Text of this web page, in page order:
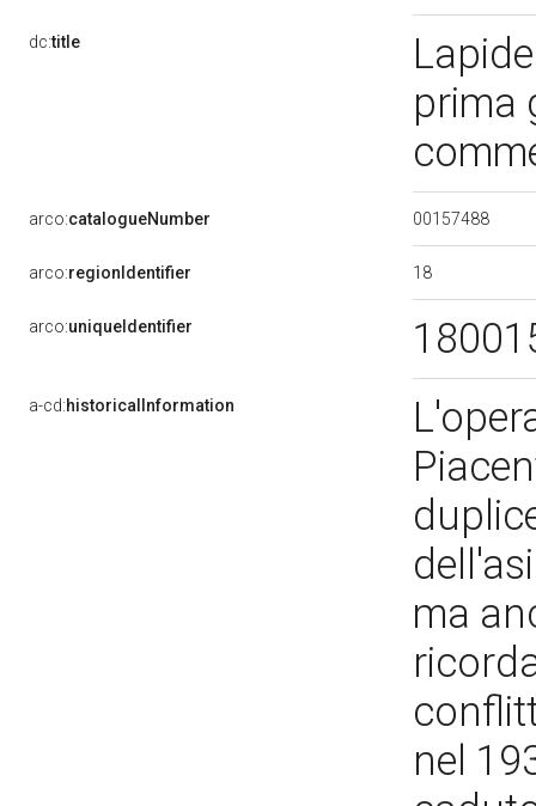
dc:title
prima
arco:catalogueNumber 00157488
arco:regionIdentifier 18
arco:uniqueIdentifier
a-cd:historicalInformation
ma
nel